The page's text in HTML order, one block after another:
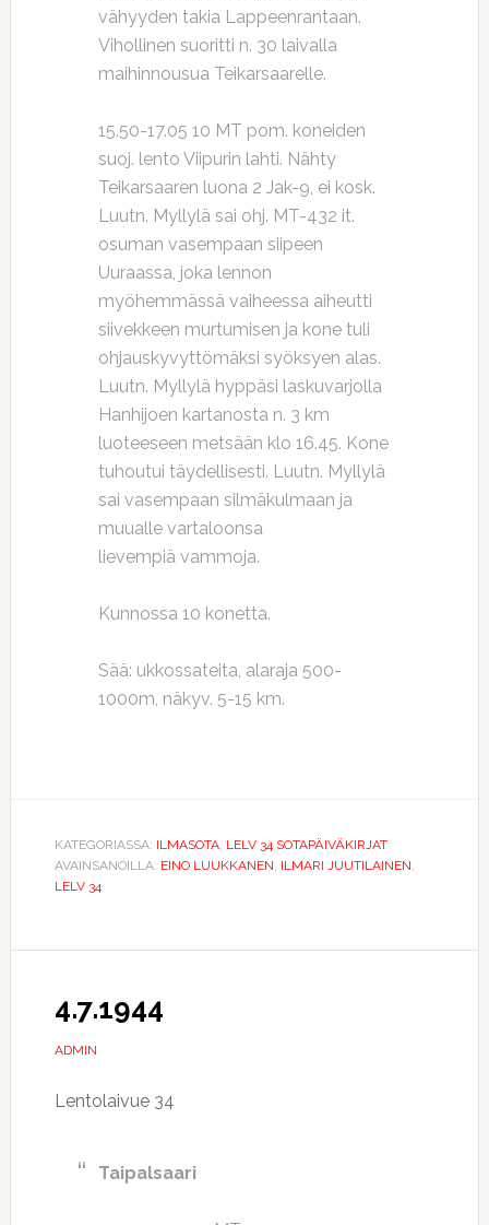
vähyyden takia Lappeenrantaan.
Vihollinen suoritti n. 30 laivalla
maihinnousua Teikarsaarelle.
15.50-17.05 10 MT pom. koneiden
suoj. lento Viipurin lahti. Nähty
Teikarsaaren luona 2 Jak-9, ei kosk.
Luutn. Myllylä sai ohj. MT-432 it.
osuman vasempaan siipeen
Uuraassa, joka lennon
myöhemmässä vaiheessa aiheutti
siivekkeen murtumisen ja kone tuli
ohjauskyvyttömäksi syöksyen alas.
Luutn. Myllylä hyppäsi laskuvarjolla
Hanhijoen kartanosta n. 3 km
luoteeseen metsään klo 16.45. Kone
tuhoutui täydellisesti. Luutn. Myllylä
sai vasempaan silmäkulmaan ja
muualle vartaloonsa
lievempiä vammoja.
Kunnossa 10 konetta.
Sää: ukkossateita, alaraja 500-
1000m, näkyv. 5-15 km.
KATEGORIASSA: ILMASOTA, LELV 34 SOTAPÄIVÄKIRJAT
AVAINSANOILLA: EINO LUUKKANEN, ILMARI JUUTILAINEN,
LELV 34
4.7.1944
ADMIN
Lentolaivue 34
Taipalsaari